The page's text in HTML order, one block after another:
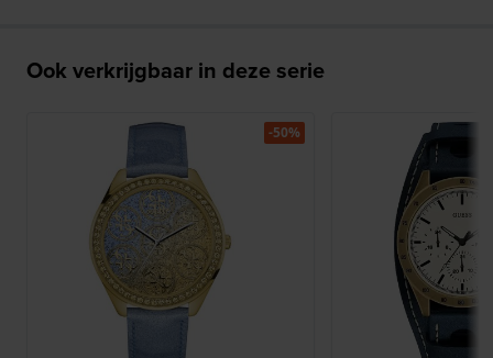
Ook verkrijgbaar in deze serie
-50%